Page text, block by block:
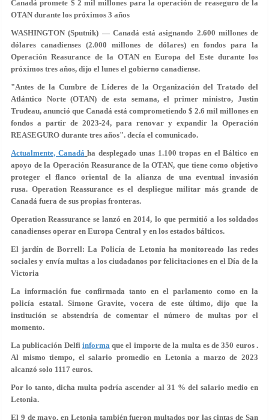
Canadá promete $ 2 mil millones para la operación de reaseguro de la
OTAN durante los próximos 3 años
WASHINGTON (Sputnik) — Canadá está asignando 2.600 millones de
dólares canadienses (2.000 millones de dólares) en fondos para la
Operación Reasurance de la OTAN en Europa del Este durante los
próximos tres años, dijo el lunes el gobierno canadiense.
"Antes de la Cumbre de Líderes de la Organización del Tratado del
Atlántico Norte (OTAN) de esta semana, el primer ministro, Justin
Trudeau, anunció que Canadá está comprometiendo $ 2.6 mil millones en
fondos a partir de 2023-24, para renovar y expandir la Operación
REASEGURO durante tres años". decía el comunicado.
Actualmente, Canadá ha desplegado unas 1.100 tropas en el Báltico en
apoyo de la Operación Reasurance de la OTAN, que tiene como objetivo
proteger el flanco oriental de la alianza de una eventual invasión
rusa. Operation Reassurance es el despliegue militar más grande de
Canadá fuera de sus propias fronteras.
Operation Reassurance se lanzó en 2014, lo que permitió a los soldados
canadienses operar en Europa Central y en los estados bálticos.
El jardín de Borrell: La Policía de Letonia ha monitoreado las redes
sociales y envía multas a los ciudadanos por felicitaciones en el Día de la
Victoria
La información fue confirmada tanto en el parlamento como en la
policía estatal. Simone Gravite, vocera de este último, dijo que la
institución se abstendría de comentar el número de multas por el
momento.
La publicación Delfi informa que el importe de la multa es de 350 euros .
Al mismo tiempo, el salario promedio en Letonia a marzo de 2023
alcanzó solo 1117 euros.
Por lo tanto, dicha multa podría ascender al 31 % del salario medio en
Letonia.
El 9 de mayo, en Letonia también fueron multados por las cintas de San